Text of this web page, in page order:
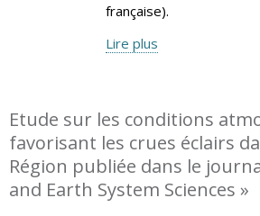
française).
Lire plus
Etude sur les conditions
favorisant les crues éclairs
Région publiée dans le
and Earth System Sciences »